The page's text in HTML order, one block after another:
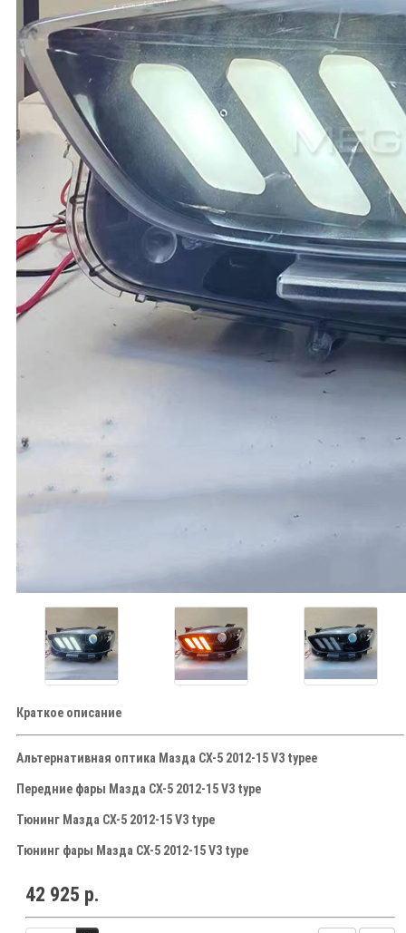
Краткое описание
Альтернативная оптика Мазда СХ-5 2012-15 V3 typee
Передние фары Мазда СХ-5 2012-15 V3 type
Тюнинг Мазда СХ-5 2012-15 V3 type
Тюнинг фары Мазда СХ-5 2012-15 V3 type
42 925 р.